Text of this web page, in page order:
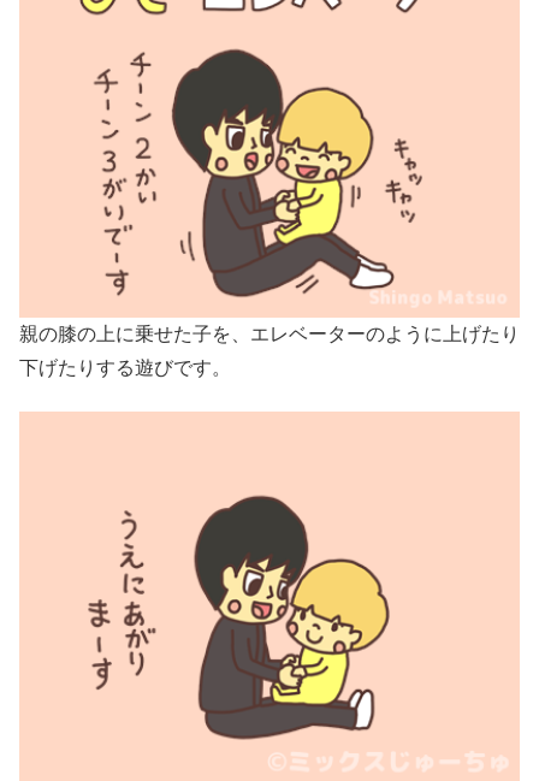
親の膝の上に乗せた子を、エレベーターのように上げたり
下げたりする遊びです。